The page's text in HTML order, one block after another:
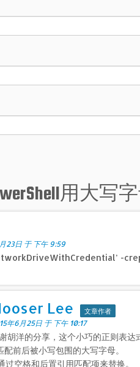
用大写
23日 于 下午 9:59
-
Lee
文章作者
年6月25日 于 下午 10:17
胡洋的分享，这个小巧的正则表达
配前后被小写包围的大写字母。
过空格和后置引用匹配项来替换。